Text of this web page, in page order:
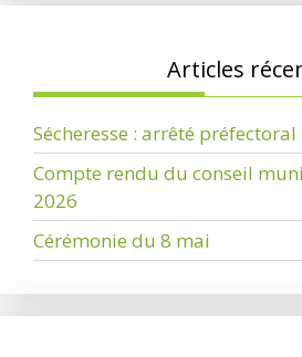
Articles
Sécheresse : arrêté
Compte rendu du conseil
2026
Cérémonie du 8 mai